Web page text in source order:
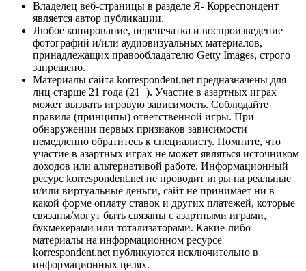
Владелец веб-страницы в разделе Я- Корреспондент
является автор публикации.
Любое копирование, перепечатка и воспроизведение
фотографий и/или аудиовизуальных материалов,
принадлежащих правообладателю Getty Images, строго
запрещено.
Материалы сайта korrespondent.net предназначены для
лиц старше 21 года (21+). Участие в азартных играх
может вызвать игровую зависимость. Соблюдайте
правила (принципы) ответственной игры. При
обнаружении первых признаков зависимости
немедленно обратитесь к специалисту. Помните, что
участие в азартных играх не может являться источником
доходов или альтернативой работе. Информационный
ресурс korrespondent.net не проводит игры на реальные
и/или виртуальные деньги, сайт не принимает ни в
какой форме оплату ставок и других платежей, которые
связаны/могут быть связаны с азартными играми,
букмекерами или тотализаторами. Какие-либо
материалы на информационном ресурсе
korrespondent.net публикуются исключительно в
информационных целях.